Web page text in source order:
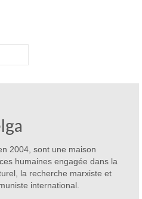
2004, sont une maison
humaines engagée dans la
la recherche marxiste et
international.